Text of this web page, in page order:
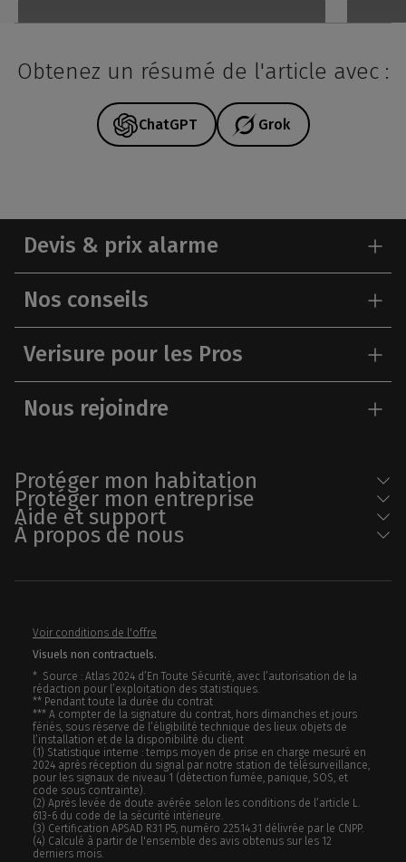
Obtenez un résumé de l'article avec :
ChatGPT Grok
Devis & prix alarme
Nos conseils
Verisure pour les Pros
Nous rejoindre
Protéger mon habitation
Protéger mon entreprise
Aide et support
À propos de nous
Voir conditions de l'offre
Visuels non contractuels.
* Source : Atlas 2024 d’En Toute Sécurité, avec l’autorisation de la
rédaction pour l’exploitation des statistiques.
** Pendant toute la durée du contrat
*** A compter de la signature du contrat, hors dimanches et jours
fériés, sous réserve de l’éligibilité technique des lieux objets de
l’installation et de la disponibilité du client
(1) Statistique interne : temps moyen de prise en charge mesuré en
2024 après réception du signal par notre station de télésurveillance,
pour les signaux de niveau 1 (détection fumée, panique, SOS, et
code sous contrainte).
(2) Après levée de doute avérée selon les conditions de l’article L.
613-6 du code de la sécurité intérieure.
(3) Certification APSAD R31 P5, numéro 225.14.31 délivrée par le CNPP.
(4) Calculé à partir de l'ensemble des avis obtenus sur les 12
derniers mois.